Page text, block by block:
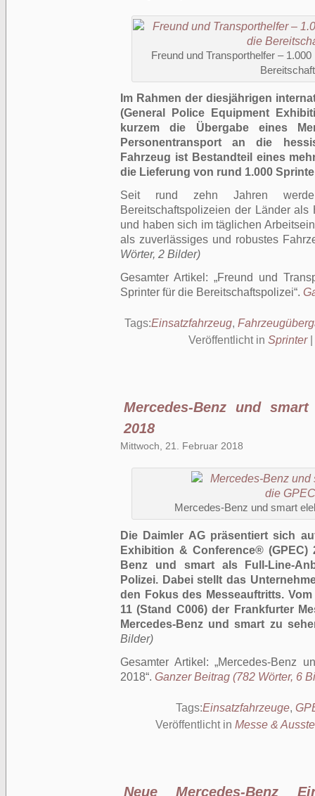
Freund und Transporthelfer –
Im Rahmen der diesjährigen
(General Police Equipment
kurzem die Übergabe eines
Personentransport an die
Fahrzeug ist Bestandteil eines
die Lieferung von rund 1.000
Seit rund zehn Jahren
Bereitschaftspolizeien der Länder
und haben sich im täglichen
als zuverlässiges und robustes
Wörter, 2 Bilder)
Gesamter Artikel:
Freund und
Sprinter für die Bereitschaftspolizei .
Tags:Einsatzfahrzeug,
Veröffentlicht in Sprinter|
Mercedes-Benz und
2018
Mittwoch, 21. Februar 2018
Mercedes-Benz und smart
Die Daimler AG präsentiert sich
Exhibition & Conference® (GPEC)
Benz und smart als Full-Line-
Polizei. Dabei stellt das
den Fokus des Messeauftritts.
11 (Stand C006) der Frankfurter
Mercedes-Benz und smart zu
Bilder)
Gesamter Artikel: Mercedes-Benz
2018 . Ganzer Beitrag (782 Wörter, 6
Tags:Einsatzfahrzeuge,
Veröffentlicht in Messe &
Neue Mercedes-Benz